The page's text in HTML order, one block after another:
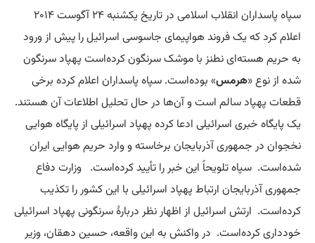
سپاه پاسداران انقلاب اسلامی در تاریخ یکشنبه ۲۴ آگوست ۲۰۱۴
اعلام کرد که یک فروند هواپیمای جاسوسی اسرائیل را پیش از ورود
به حریم هسته‌ای نطنز با موشک سرنگون کرده‌است پهپاد سرنگون
شده از نوع «هرمس» بوده‌است. سپاه پاسداران اعلام کرده برخی
قطعات پهپاد سالم است و آن‌ها در حال تحلیل اطلاعات آن هستند.
یک پایگاه خبری اسرائیلی ادعا کرده پهپاد اسرائیلی از پایگاه هوایی
نخجوان در جمهوری آذربایجان برخاسته و وارد حریم هوایی ایران
شده‌است. سپاه تلویحاً این خبر را تأیید کرده‌است. وزارت دفاع
جمهوری آذربایجان ارتباط پهپاد اسرائیلی با این کشور را تکذیب
کرده‌است. ارتش اسرائیل از اظهار نظر دربارهٔ سرنگونی پهپاد اسرائیلی
خودداری کرده‌است. در واکنش به این واقعه، حسین دهقان، وزیر